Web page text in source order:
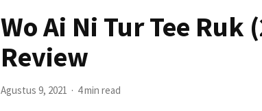
Wo Ai Ni Tur Tee Ruk
Review
Agustus 9, 2021 4 min read